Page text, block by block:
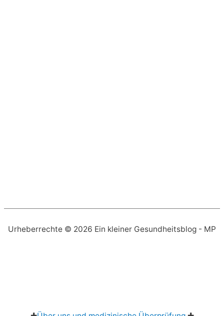
Urheberrechte © 2026 Ein kleiner Gesundheitsblog - MP